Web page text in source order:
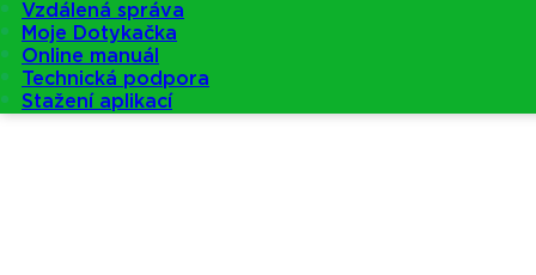
Vzdálená správa
Moje Dotykačka
Online manuál
Technická podpora
Stažení aplikací